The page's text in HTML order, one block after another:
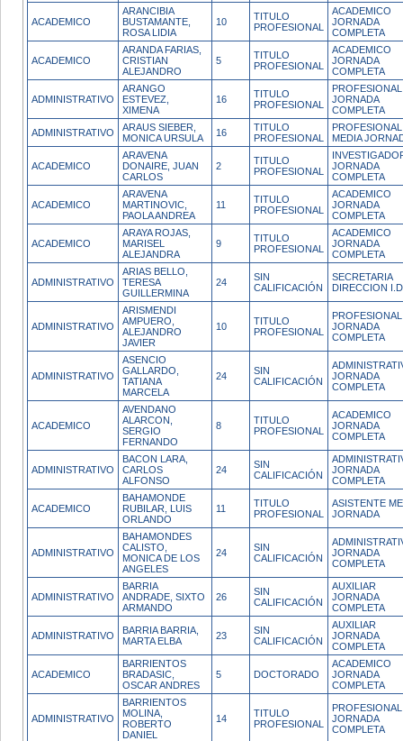
ACADEMICO
ARANCIBIA
BUSTAMANTE,
ROSA LIDIA
10
TITULO
PROFESIONAL
ACADEMICO
JORNADA
COMPLETA
ACADEMICO
ARANDA FARIAS,
CRISTIAN
ALEJANDRO
5
TITULO
PROFESIONAL
ACADEMICO
JORNADA
COMPLETA
ADMINISTRATIVO
ARANGO
ESTEVEZ,
XIMENA
16
TITULO
PROFESIONAL
PROFESIONAL
JORNADA
COMPLETA
ADMINISTRATIVO
ARAUS SIEBER,
MONICA URSULA
16
TITULO
PROFESIONAL
PROFESIONAL
MEDIA
ACADEMICO
ARAVENA
DONAIRE, JUAN
CARLOS
2
TITULO
PROFESIONAL
JORNADA
COMPLETA
ACADEMICO
ARAVENA
MARTINOVIC,
PAOLA ANDREA
11
TITULO
PROFESIONAL
ACADEMICO
JORNADA
COMPLETA
ACADEMICO
ARAYA ROJAS,
MARISEL
ALEJANDRA
9
TITULO
PROFESIONAL
ACADEMICO
JORNADA
COMPLETA
ADMINISTRATIVO
ARIAS BELLO,
TERESA
GUILLERMINA
24
SIN
CALIFICACIÓN
SECRETARIA
DIRECCION
ADMINISTRATIVO
ARISMENDI
AMPUERO,
ALEJANDRO
JAVIER
10
TITULO
PROFESIONAL
PROFESIONAL
JORNADA
COMPLETA
ADMINISTRATIVO
ASENCIO
GALLARDO,
TATIANA
MARCELA
24
SIN
CALIFICACIÓN
JORNADA
COMPLETA
ACADEMICO
AVENDANO
ALARCON,
SERGIO
FERNANDO
8
TITULO
PROFESIONAL
ACADEMICO
JORNADA
COMPLETA
ADMINISTRATIVO
BACON LARA,
CARLOS
ALFONSO
24
SIN
CALIFICACIÓN
JORNADA
COMPLETA
ACADEMICO
BAHAMONDE
RUBILAR, LUIS
ORLANDO
11
TITULO
PROFESIONAL
ASISTENTE
JORNADA
ADMINISTRATIVO
BAHAMONDES
CALISTO,
MONICA DE LOS
ANGELES
24
SIN
CALIFICACIÓN
JORNADA
COMPLETA
ADMINISTRATIVO
BARRIA
ANDRADE, SIXTO
ARMANDO
26
SIN
CALIFICACIÓN
AUXILIAR
JORNADA
COMPLETA
ADMINISTRATIVO
BARRIA BARRIA,
MARTA ELBA
23
SIN
CALIFICACIÓN
AUXILIAR
JORNADA
COMPLETA
ACADEMICO
BARRIENTOS
BRADASIC,
OSCAR ANDRES
5 DOCTORADO
ACADEMICO
JORNADA
COMPLETA
ADMINISTRATIVO
BARRIENTOS
MOLINA,
ROBERTO
DANIEL
14
TITULO
PROFESIONAL
PROFESIONAL
JORNADA
COMPLETA